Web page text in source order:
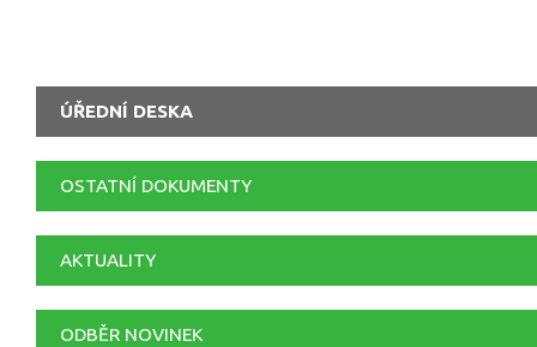
ÚŘEDNÍ DESKA
OSTATNÍ DOKUMENTY
AKTUALITY
ODBĚR NOVINEK